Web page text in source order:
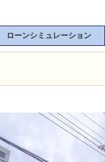
ローンシミュレーション